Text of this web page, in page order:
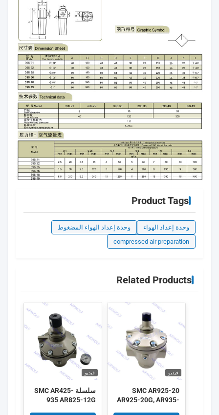
Product Tags
وحدة إعداد الهواء
وحدة إعداد الهواء المضغوط
compressed air preparation
Related Products
فيديو
SMC AR925-20
AR925-20G, AR935-
فيديو
سلسلة SMC AR425-
935 AR825-12G